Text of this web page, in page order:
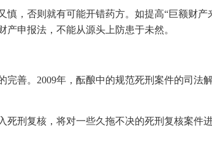
，否则就有可能开错药方。如提高“巨额财产
申报法，不能从源头上防患于未然。
善。2009年，酝酿中的规范死刑案件的司法
刑复核，将对一些久拖不决的死刑复核案件进